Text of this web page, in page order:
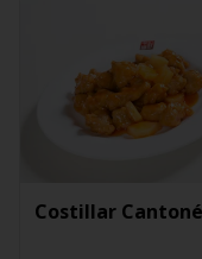
Costillar